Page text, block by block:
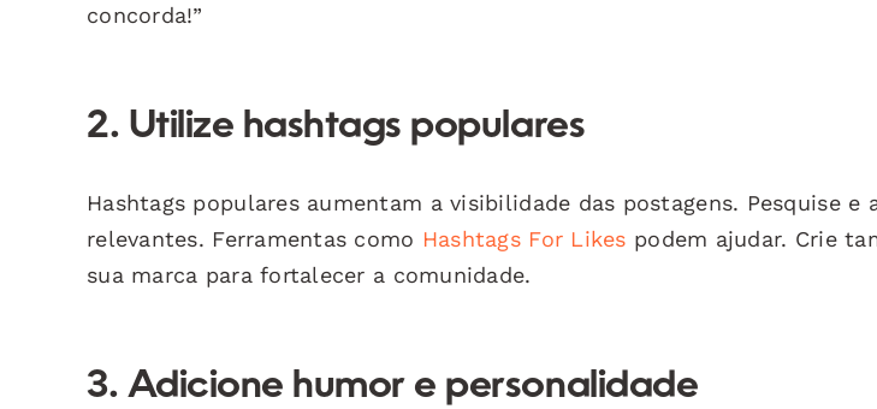
concorda!”
2. Utilize hashtags populares
Hashtags populares aumentam a visibilidade das postagens. Pesquise e
relevantes. Ferramentas como Hashtags For Likes podem ajudar. Crie
sua marca para fortalecer a comunidade.
3. Adicione humor e personalidade